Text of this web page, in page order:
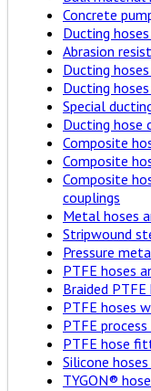
Concrete
Ducting
Abrasion
Ducting
Ducting
Special
Ducting hose
Composite
Composite
Composite
couplings
Metal hoses
Stripwound
Pressure
PTFE hoses
Braided PTFE
PTFE hoses
PTFE process
PTFE hose
Silicone
TYGON®